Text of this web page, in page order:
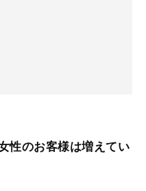
性のお客様は増えてい